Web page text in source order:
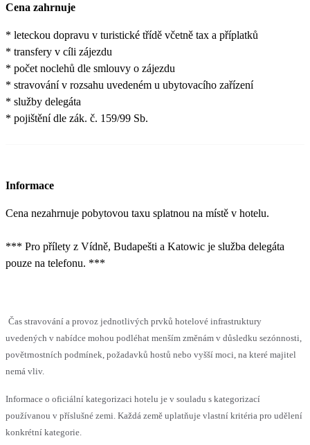
Cena zahrnuje
* leteckou dopravu v turistické třídě včetně tax a příplatků
* transfery v cíli zájezdu
* počet noclehů dle smlouvy o zájezdu
* stravování v rozsahu uvedeném u ubytovacího zařízení
* služby delegáta
* pojištění dle zák. č. 159/99 Sb.
Informace
Cena nezahrnuje pobytovou taxu splatnou na místě v hotelu.
*** Pro přílety z Vídně, Budapešti a Katowic je služba delegáta
pouze na telefonu. ***
Čas stravování a provoz jednotlivých prvků hotelové infrastruktury
uvedených v nabídce mohou podléhat menším změnám v důsledku sezónnosti,
povětrnostních podmínek, požadavků hostů nebo vyšší moci, na které majitel
nemá vliv.
Informace o oficiální kategorizaci hotelu je v souladu s kategorizací
používanou v příslušné zemi. Každá země uplatňuje vlastní kritéria pro udělení
konkrétní kategorie.